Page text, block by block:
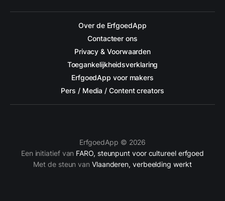
Over de ErfgoedApp
Contacteer ons
Privacy & Voorwaarden
Toegankelijkheidsverklaring
ErfgoedApp voor makers
Pers / Media / Content creators
ErfgoedApp © 2026
Een initiatief van FARO, steunpunt voor cultureel erfgoed
Met de steun van Vlaanderen, verbeelding werkt